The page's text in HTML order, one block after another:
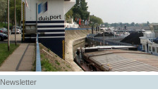
Newsletter